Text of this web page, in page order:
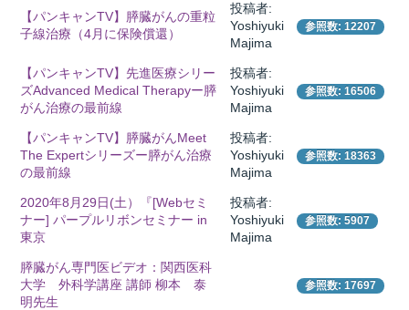
【パンキャンTV】膵臓がんの重粒
子線治療（4月に保険償還）
投稿者:
Yoshiyuki
Majima
参照数: 12207
【パンキャンTV】先進医療シリー
ズAdvanced Medical Therapyー膵
がん治療の最前線
投稿者:
Yoshiyuki
Majima
参照数: 16506
【パンキャンTV】膵臓がんMeet
The Expertシリーズー膵がん治療
の最前線
投稿者:
Yoshiyuki
Majima
参照数: 18363
2020年8月29日(土）『[Webセミ
ナー] パープルリボンセミナー in
東京
投稿者:
Yoshiyuki
Majima
参照数: 5907
膵臓がん専門医ビデオ：関西医科
大学 外科学講座 講師 柳本 泰
明先生
参照数: 17697